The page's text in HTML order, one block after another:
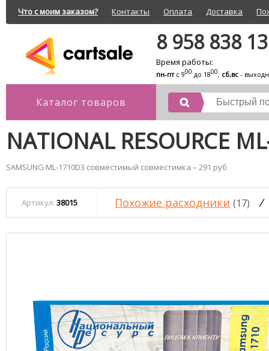
Что с моим заказом? Контакты Оплата Доставка
8 958 838
Время работы:
пн-птс 900 до 1800; сб,вс -
Каталог товаров
NATIONAL RESOURCE
SAMSUNG ML-1710D3 совместимый совместимка – 291 руб
Артикул: 38015 Похожие расходники (17) /